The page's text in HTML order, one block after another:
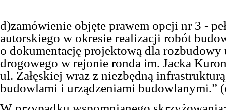
d)zamówienie objęte prawem opcji nr 3 -
autorskiego w okresie realizacji robót
o dokumentację projektową dla rozbudowy
drogowego w rejonie ronda im. Jacka
ul. Załęskiej wraz z niezbędną
budowlami i urządzeniami budowlanymi.”